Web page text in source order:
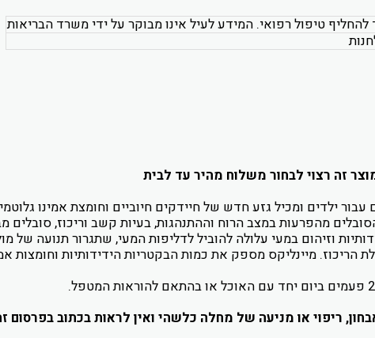
להחליף טיפול רפואי. המידע לעיל אינו מבוקר על ידי משרד הבריאות
זה רצוי לבחור משלוח מהיר עד לבית
ילדים ומכיל גזע חדש של חיידקים חיוביים וחומצת אמינו
מהפרעות במצב הרוח וההתנהגות, בעיות קשב וריכוז, סובלים
וזיהום במעי עלולה להוביל לדליפות המעי, שתגרור תנועה של
הריכוז. מיינליקס מספק את כמות הבקטריות הידידותיות וחומצות
פעמים ביום יחד עם האוכל או בהתאם להוראות המטפל.
ריפוי או מניעה של מחלה כלשהי ואין לראות בכתוב בפרסום